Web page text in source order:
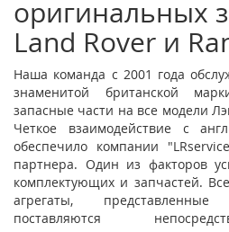
оригинальных
Land Rover и
Наша команда с 2001 года
знаменитой британской
запасные части на все модели
Четкое взаимодействие с
обеспечило компании
партнера. Один из факторов
комплектующих и запчастей.
агрегаты,
поставляются